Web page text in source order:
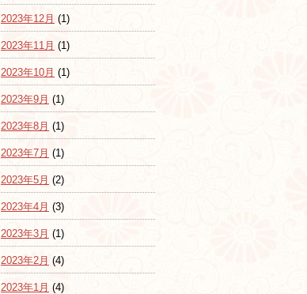
2023年12月 (1)
2023年11月 (1)
2023年10月 (1)
2023年9月 (1)
2023年8月 (1)
2023年7月 (1)
2023年5月 (2)
2023年4月 (3)
2023年3月 (1)
2023年2月 (4)
2023年1月 (4)